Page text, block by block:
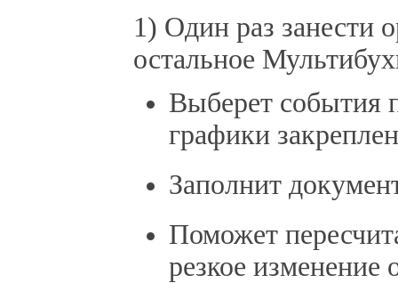
1) Один раз занести
остальное
Выберет события
графики
Заполнит
Поможет
резкое изменение